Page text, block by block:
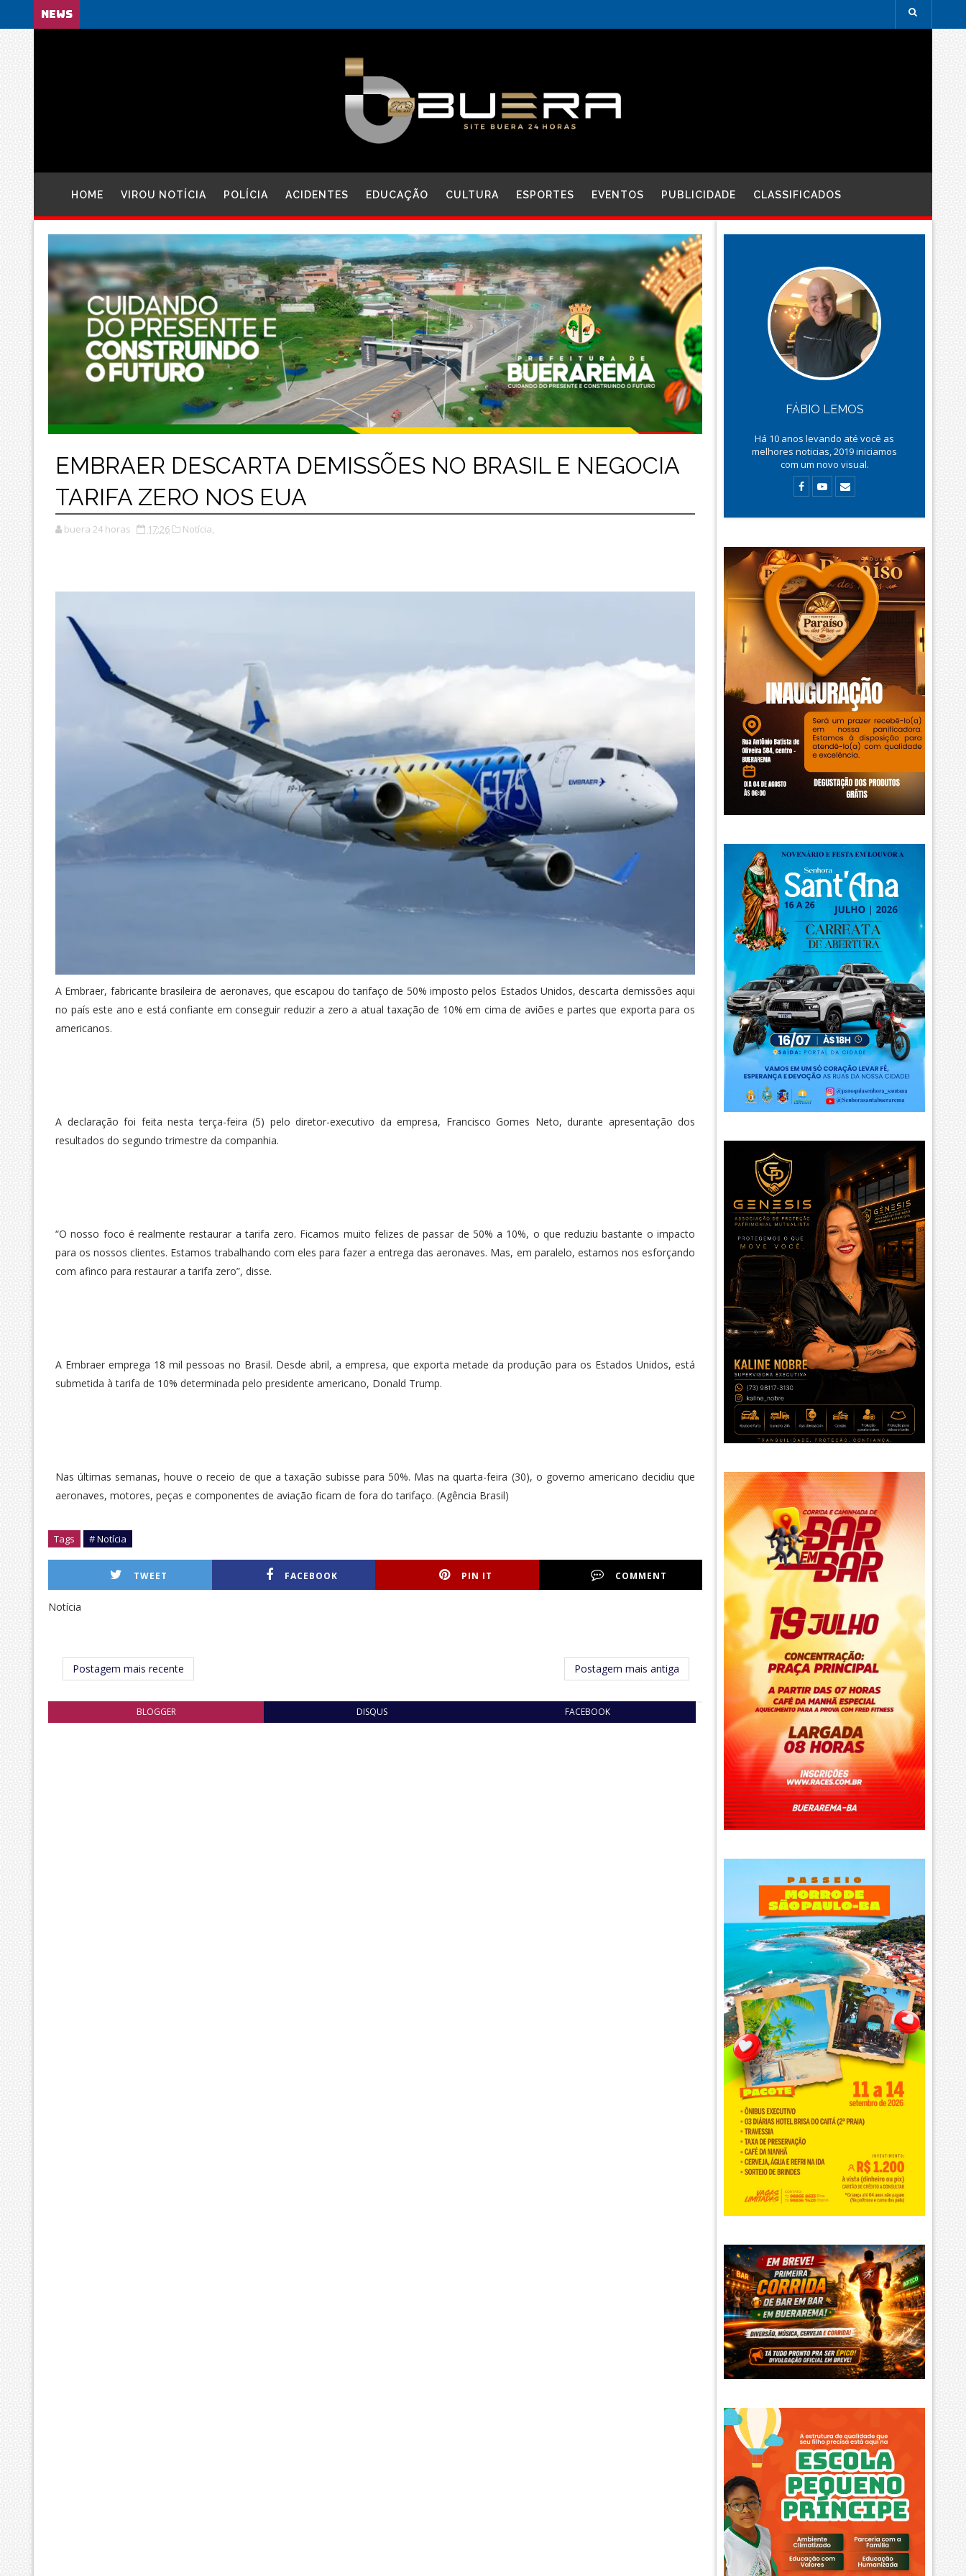
NEWS
HOME VIROU NOTÍCIA POLÍCIA ACIDENTES EDUCAÇÃO CULTURA ESPORTES EVENTOS PUBLICIDADE CLASSIFICADOS
EMBRAER DESCARTA DEMISSÕES NO BRASIL E NEGOCIA
TARIFA ZERO NOS EUA
buera 24 horas 17:26 Notícia,
A Embraer, fabricante brasileira de aeronaves, que escapou do tarifaço de 50% imposto pelos Estados Unidos, descarta demissões aqui
no país este ano e está confiante em conseguir reduzir a zero a atual taxação de 10% em cima de aviões e partes que exporta para os
americanos.
A declaração foi feita nesta terça-feira (5) pelo diretor-executivo da empresa, Francisco Gomes Neto, durante apresentação dos
resultados do segundo trimestre da companhia.
“O nosso foco é realmente restaurar a tarifa zero. Ficamos muito felizes de passar de 50% a 10%, o que reduziu bastante o impacto
para os nossos clientes. Estamos trabalhando com eles para fazer a entrega das aeronaves. Mas, em paralelo, estamos nos esforçando
com afinco para restaurar a tarifa zero”, disse.
A Embraer emprega 18 mil pessoas no Brasil. Desde abril, a empresa, que exporta metade da produção para os Estados Unidos, está
submetida à tarifa de 10% determinada pelo presidente americano, Donald Trump.
Nas últimas semanas, houve o receio de que a taxação subisse para 50%. Mas na quarta-feira (30), o governo americano decidiu que
aeronaves, motores, peças e componentes de aviação ficam de fora do tarifaço. (Agência Brasil)
Tags # Notícia
TWEET FACEBOOK PIN IT COMMENT
Notícia
Postagem mais recente Postagem mais antiga
BLOGGER DISQUS FACEBOOK
FÁBIO LEMOS
Há 10 anos levando até você as
melhores noticias, 2019 iniciamos
com um novo visual.